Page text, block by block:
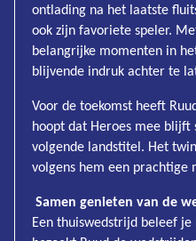
ontlading na het laatste
ook zijn favoriete speler.
belangrijke momenten in
blijvende indruk achter te
Voor de toekomst heeft
hoopt dat Heroes mee
volgende landstitel. Het
volgens hem een prachtige
Samen genieten van de
Een thuiswedstrijd beleef